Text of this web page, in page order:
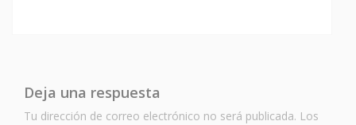
Deja una respuesta
Tu dirección de correo electrónico no será publicada. Los